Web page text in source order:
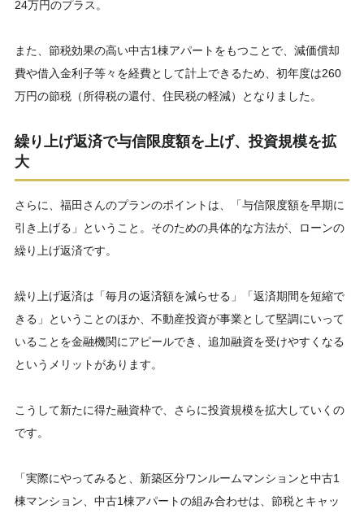
24万円のプラス。
また、節税効果の高い中古1棟アパートをもつことで、減価償却
費や借入金利子等々を経費として計上できるため、初年度は260
万円の節税（所得税の還付、住民税の軽減）となりました。
繰り上げ返済で与信限度額を上げ、投資規模を拡
大
さらに、福田さんのプランのポイントは、「与信限度額を早期に
引き上げる」ということ。そのための具体的な方法が、ローンの
繰り上げ返済です。
繰り上げ返済は「毎月の返済額を減らせる」「返済期間を短縮で
きる」ということのほか、不動産投資が事業として堅調にいって
いることを金融機関にアピールでき、追加融資を受けやすくなる
というメリットがあります。
こうして新たに得た融資枠で、さらに投資規模を拡大していくの
です。
「実際にやってみると、新築区分ワンルームマンションと中古1
棟マンション、中古1棟アパートの組み合わせは、節税とキャッ